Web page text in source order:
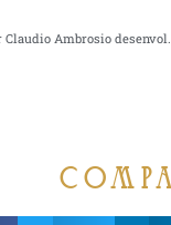
Rede TV News: O Médico